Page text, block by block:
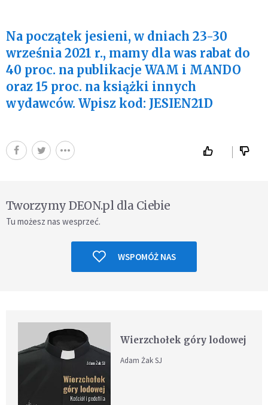
Na początek jesieni, w dniach 23-30
września 2021 r., mamy dla was rabat do
40 proc. na publikacje WAM i MANDO
oraz 15 proc. na książki innych
wydawców. Wpisz kod: JESIEN21D
Tworzymy DEON.pl dla Ciebie
Tu możesz nas wesprzeć.
WSPOMÓŻ NAS
Wierzchołek góry lodowej
Adam Żak SJ